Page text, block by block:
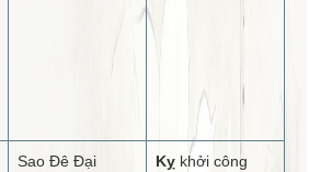
Sao Đê Đại
Kỵkhởi công